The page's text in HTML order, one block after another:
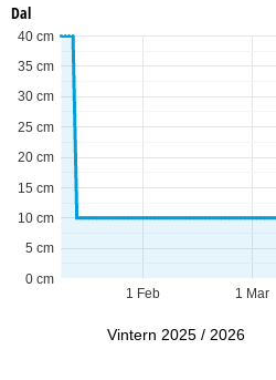
Dal
1 Feb 1 Mar
0 cm
5 cm
10 cm
15 cm
20 cm
25 cm
30 cm
35 cm
40 cm
Vintern 2025 / 2026